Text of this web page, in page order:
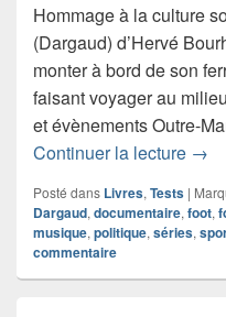
Hommage à la culture
(Dargaud) d’Hervé
monter à bord de son
faisant voyager au
et évènements Outre-
Continuer la lecture →
Posté dans Livres, Tests |
Dargaud, documentaire, foot,
musique, politique, séries,
commentaire